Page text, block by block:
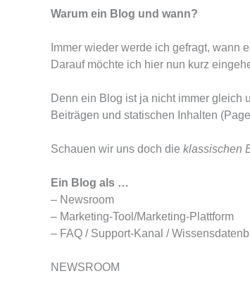
Warum ein Blog und wann?
Immer wieder werde ich gefragt, wann
Darauf möchte ich hier nun kurz
Denn ein Blog ist ja nicht immer gleich
Beiträgen und statischen Inhalten
Schauen wir uns doch die klassischen
Ein Blog als …
– Newsroom
– Marketing-Tool/Marketing-Plattform
– FAQ / Support-Kanal /
NEWSROOM